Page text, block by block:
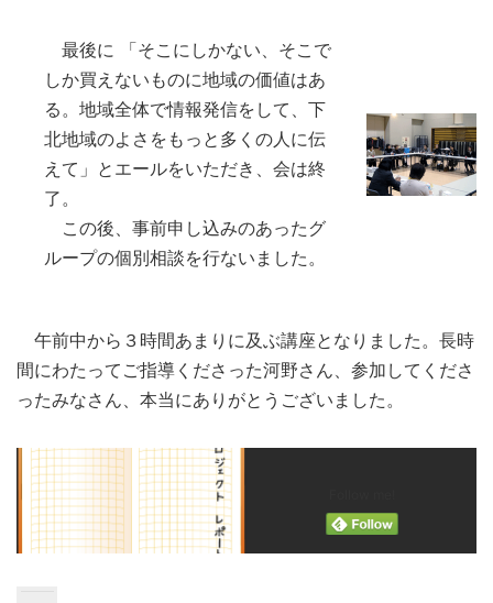
最後に 「そこにしかない、そこで
しか買えないものに地域の価値はあ
る。地域全体で情報発信をして、下
北地域のよさをもっと多くの人に伝
えて」とエールをいただき、会は終
了。
この後、事前申し込みのあったグ
ループの個別相談を行ないました。
午前中から３時間あまりに及ぶ講座となりました。長時
間にわたってご指導くださった河野さん、参加してくださ
ったみなさん、本当にありがとうございました。